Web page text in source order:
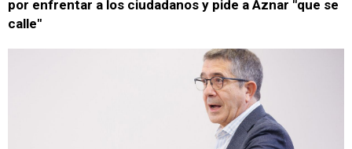
por enfrentar a los ciudadanos y pide a Aznar "que se
calle"